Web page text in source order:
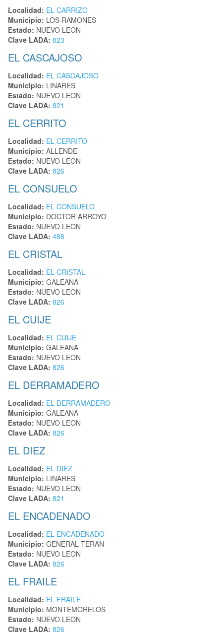
Localidad: EL CARRIZO
Municipio: LOS RAMONES
Estado: NUEVO LEON
Clave LADA: 823
EL CASCAJOSO
Localidad: EL CASCAJOSO
Municipio: LINARES
Estado: NUEVO LEON
Clave LADA: 821
EL CERRITO
Localidad: EL CERRITO
Municipio: ALLENDE
Estado: NUEVO LEON
Clave LADA: 826
EL CONSUELO
Localidad: EL CONSUELO
Municipio: DOCTOR ARROYO
Estado: NUEVO LEON
Clave LADA: 488
EL CRISTAL
Localidad: EL CRISTAL
Municipio: GALEANA
Estado: NUEVO LEON
Clave LADA: 826
EL CUIJE
Localidad: EL CUIJE
Municipio: GALEANA
Estado: NUEVO LEON
Clave LADA: 826
EL DERRAMADERO
Localidad: EL DERRAMADERO
Municipio: GALEANA
Estado: NUEVO LEON
Clave LADA: 826
EL DIEZ
Localidad: EL DIEZ
Municipio: LINARES
Estado: NUEVO LEON
Clave LADA: 821
EL ENCADENADO
Localidad: EL ENCADENADO
Municipio: GENERAL TERAN
Estado: NUEVO LEON
Clave LADA: 826
EL FRAILE
Localidad: EL FRAILE
Municipio: MONTEMORELOS
Estado: NUEVO LEON
Clave LADA: 826